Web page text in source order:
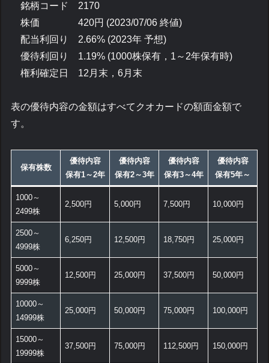
銘柄コード 2170
株価 420円 (2023/07/06 終値)
配当利回り 2.66% (2023年 予想)
優待利回り 1.19% (1000株保有，1～2年保有時)
権利確定日 12月末，6月末
表の優待内容の金額はすべてクオカードの額面金額で
す。
保有株数
優待内容
保有1～2年
優待内容
保有2～3年
優待内容
保有3～4年
優待内容
保有5年～
1000～
2499株
2,500円 5,000円 7,500円 10,000円
2500～
4999株
6,250円 12,500円 18,750円 25,000円
5000～
9999株
12,500円 25,000円 37,500円 50,000円
10000～
14999株
25,000円 50,000円 75,000円 100,000円
15000～
19999株
37,500円 75,000円 112,500円 150,000円